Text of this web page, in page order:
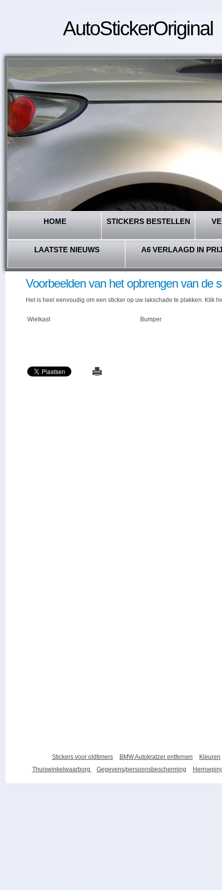
AutoStickerOriginal
HOME STICKERS BESTELLEN
LAATSTE NIEUWS A6 VERLAAGD IN
Voorbeelden van het opbrengen van de
Het is heel eenvoudig om een sticker op uw lakschade te plakken. Klik
Wielkast Bumper
Stickers voor oldtimers BMW Autokratzer entfernen
Kleuren
Thuiswinkelwaarborg
Gegevens/persoonsbescherming